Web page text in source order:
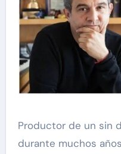
Productor de un sin
durante muchos